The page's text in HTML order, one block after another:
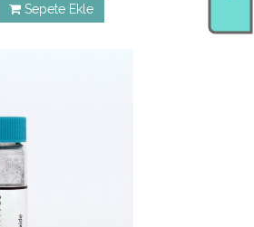
Sepete Ekle